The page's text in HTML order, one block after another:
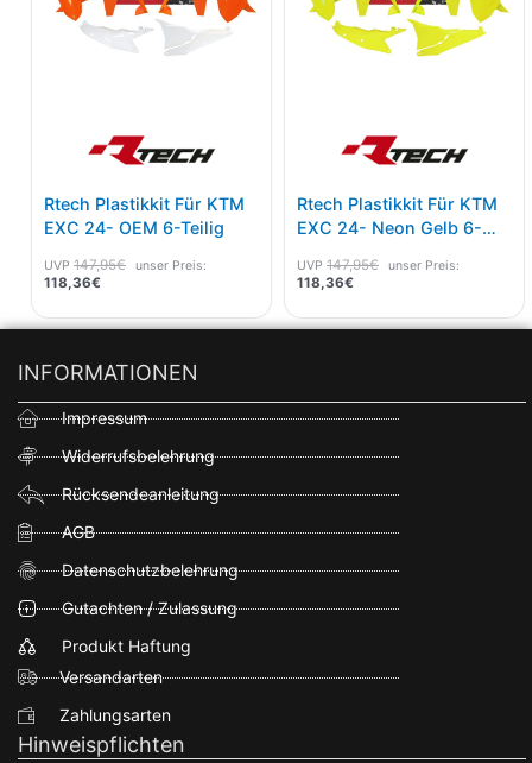
Rtech Plastikkit Für KTM
EXC 24- OEM 6-Teilig
UVP 147,95€ unser Preis:
118,36€
Rtech Plastikkit Für KTM
EXC 24- Neon Gelb 6-
UVP 147,95€ unser Preis:
118,36€
INFORMATIONEN
Impressum
Widerrufsbelehrung
Rücksendeanleitung
AGB
Datenschutzbelehrung
Gutachten / Zulassung
Produkt Haftung
Versandarten
Zahlungsarten
Hinweispflichten